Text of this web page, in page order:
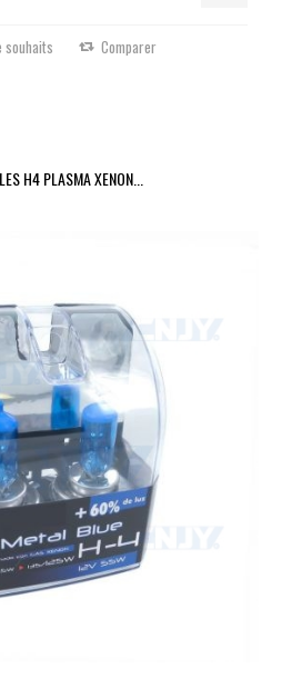
souhaits Comparer
H4 PLASMA XENON...